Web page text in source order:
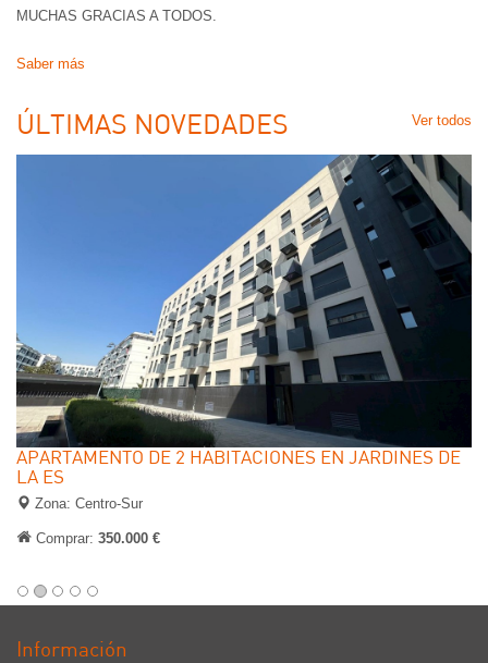
MUCHAS GRACIAS A TODOS.
Saber más
Ver todos
ÚLTIMAS NOVEDADES
APARTAMENTO DE 2 HABITACIONES EN JARDINES DE
LA ES
Zona: Centro-Sur
Comprar: 350.000 €
Información